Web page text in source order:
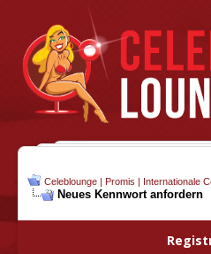
Celeblounge | Promis | Internationale
Neues Kennwort anfordern